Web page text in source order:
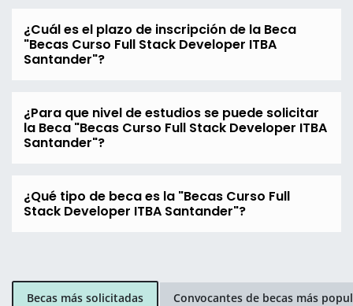
¿Cuál es el plazo de inscripción de la Beca
"Becas Curso Full Stack Developer ITBA
Santander"?
¿Para que nivel de estudios se puede solicitar
la Beca "Becas Curso Full Stack Developer ITBA
Santander"?
¿Qué tipo de beca es la "Becas Curso Full
Stack Developer ITBA Santander"?
Becas más solicitadas Convocantes de becas más